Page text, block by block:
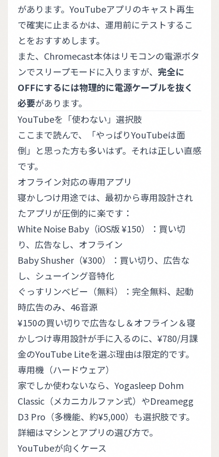
があります。YouTubeアプリのキャスト再生
で確実に止まるかは、運用前にテストするこ
とをおすすめします。
また、Chromecast本体はリモコンの電源ボタ
ンでスリープモードに入りますが、 完全に
OFFにするには物理的に電源ケーブルを抜く
必要があります。
YouTubeを「使わない」選択肢
ここまで読んで、「やっぱりYouTubeは面
倒」と思った方も多いはず。それは正しい直感
です。
オフライン対応の専用アプリ
寝かしつけ用途では、最初から専用設計され
たアプリが圧倒的に楽です：
White Noise Baby（iOS版 ¥150）
：買い切
り、広告なし、オフライン
Baby Shusher（¥300）
：買い切り、広告な
し、シューイング音特化
ぐっすリンベビー（無料）
：完全無料、起動
時広告のみ、46音源
¥150の買い切りで広告なし＆オフライン＆寝
かしつけ専用設計が手に入るのに、¥780/月課
金のYouTube Liteを選ぶ理由は限定的です。
専用機（ハードウェア）
家でしか使わないなら、Yogasleep Dohm
Classic（メカニカルファン式）やDreamegg
D3 Pro（多機能、約¥5,000）も選択肢です。
詳細はマシンとアプリの選び方で。
YouTubeが向くケース